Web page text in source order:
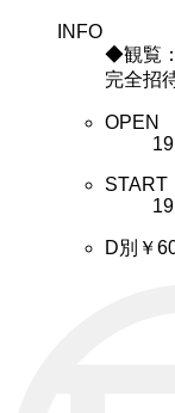
INFO
◆観覧
完全招
OPEN
START
D別￥